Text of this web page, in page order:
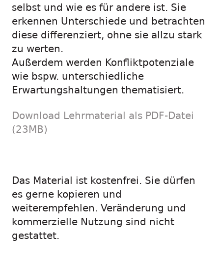
selbst und wie es für andere ist. Sie
erkennen Unterschiede und betrachten
diese differenziert, ohne sie allzu stark
zu werten.
Außerdem werden Konfliktpotenziale
wie bspw. unterschiedliche
Erwartungshaltungen thematisiert.
Download Lehrmaterial als PDF-Datei
(23MB)
Das Material ist kostenfrei. Sie dürfen
es gerne kopieren und
weiterempfehlen. Veränderung und
kommerzielle Nutzung sind nicht
gestattet.